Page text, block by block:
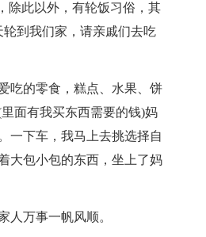
除此以外，有轮饭习俗，其
到我们家，请亲戚们去吃
吃的零食，糕点、水果、饼
面有我买东西需要的钱)妈
一下车，我马上去挑选择自
大包小包的东西，坐上了妈
人万事一帆风顺。